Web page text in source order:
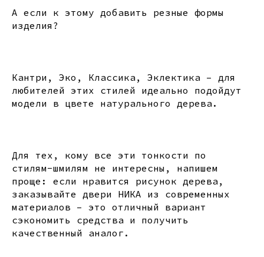
А если к этому добавить резные формы
изделия?
Кантри, Эко, Классика, Эклектика – для
любителей этих стилей идеально подойдут
модели в цвете натурального дерева.
Для тех, кому все эти тонкости по
стилям-шмилям не интересны, напишем
проще: если нравится рисунок дерева,
заказывайте двери НИКА из современных
материалов – это отличный вариант
сэкономить средства и получить
качественный аналог.